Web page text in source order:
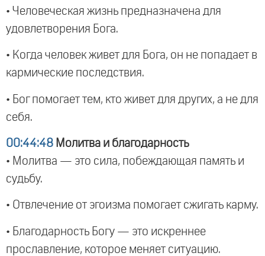
• Человеческая жизнь предназначена для
удовлетворения Бога.
• Когда человек живет для Бога, он не попадает в
кармические последствия.
• Бог помогает тем, кто живет для других, а не для
себя.
00:44:48 Молитва и благодарность
• Молитва — это сила, побеждающая память и
судьбу.
• Отвлечение от эгоизма помогает сжигать карму.
• Благодарность Богу — это искреннее
прославление, которое меняет ситуацию.